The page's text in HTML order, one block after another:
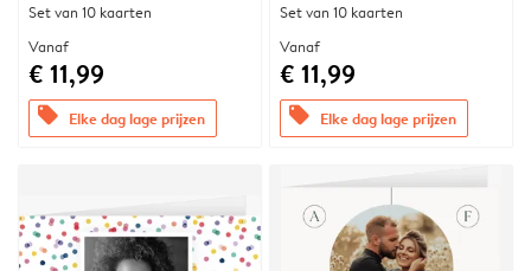
Set van 10 kaarten
Vanaf
€ 11,99
offers Elke dag lage prijzen
Set van 10 kaarten
Vanaf
€ 11,99
offers Elke dag lage prijzen